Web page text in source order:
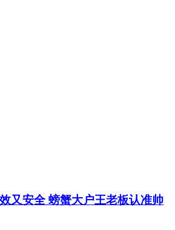
又安全 螃蟹大户王老板认准帅